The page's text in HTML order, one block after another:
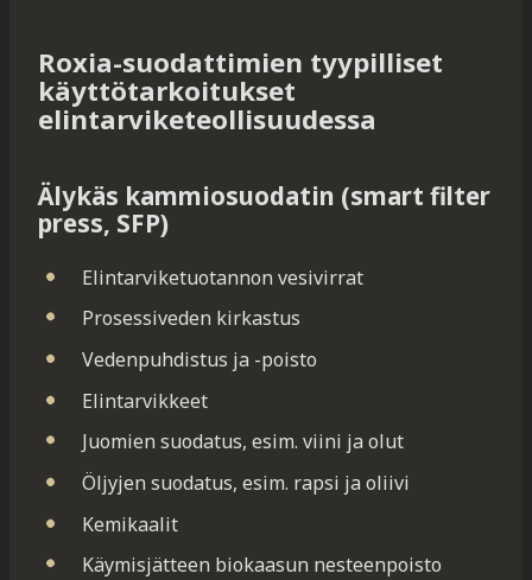
Roxia-suodattimien tyypilliset
käyttötarkoitukset
elintarviketeollisuudessa
Älykäs kammiosuodatin (smart filter
press, SFP)
Elintarviketuotannon vesivirrat
Prosessiveden kirkastus
Vedenpuhdistus ja -poisto
Elintarvikkeet
Juomien suodatus, esim. viini ja olut
Öljyjen suodatus, esim. rapsi ja oliivi
Kemikaalit
Käymisjätteen biokaasun nesteenpoisto